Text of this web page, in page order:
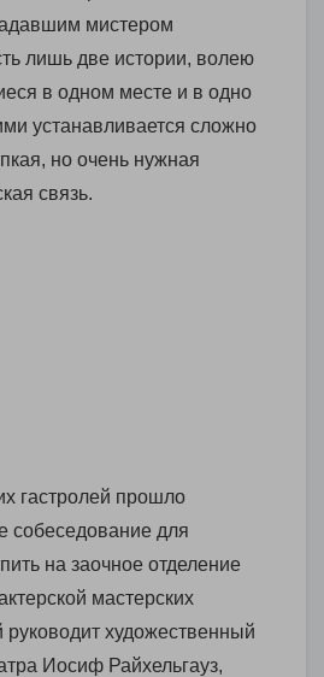
мистером
лишь две истории, волею
в одном месте и в одно
устанавливается сложно
но очень нужная
связь.
гастролей прошло
собеседование для
на заочное отделение
мастерских
художественный
Иосиф Райхельгауз,